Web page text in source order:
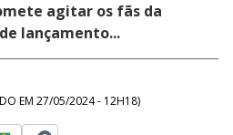
agitar os fãs da
lançamento...
EM 27/05/2024 - 12H18)